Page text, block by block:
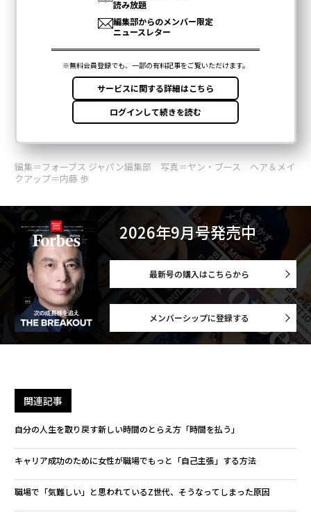
編集＝フォーブス ジャパン編集部 写真＝ヤン・ブース ヘア＆メイ
クアップ＝内藤 歩
2026年9月号発売中
最新号の購入はこちらから
メンバーシップに登録する
関連記事
自分の人生を取り戻す新しい時間のとらえ方「時間を払う」
キャリア成功のために女性が職場でもっと「自己主張」する方法
職場で「気難しい」と思われているZ世代、そうなってしまった原因